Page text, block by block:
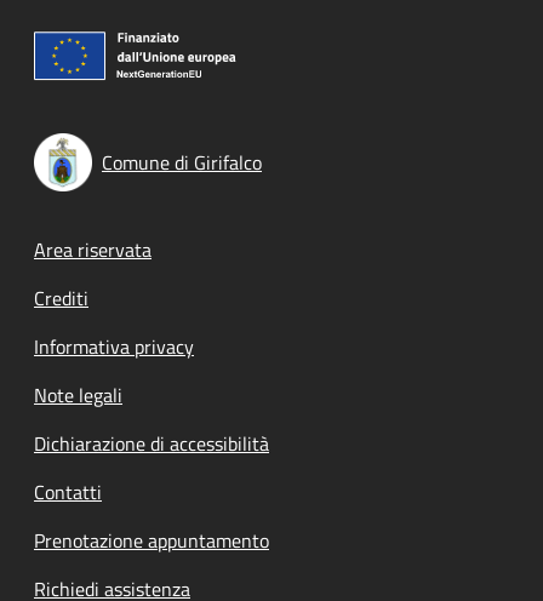
Comune di Girifalco
Footer menu
Area riservata
Crediti
Informativa privacy
Note legali
Dichiarazione di accessibilità
Contatti
Prenotazione appuntamento
Richiedi assistenza